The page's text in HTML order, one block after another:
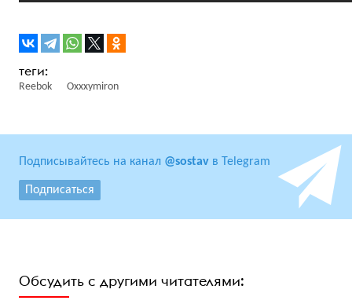
Reebok Oxxxymiron
Подписывайтесь на канал @sostav в Telegram
Подписаться
Обсудить с другими читателями: